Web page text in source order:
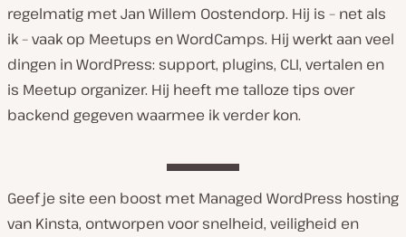
regelmatig met Jan Willem Oostendorp. Hij is – net als
ik – vaak op Meetups en WordCamps. Hij werkt aan veel
dingen in WordPress: support, plugins, CLI, vertalen en
is Meetup organizer. Hij heeft me talloze tips over
backend gegeven waarmee ik verder kon.
Geef je site een boost met Managed WordPress hosting
van Kinsta, ontworpen voor snelheid, veiligheid en